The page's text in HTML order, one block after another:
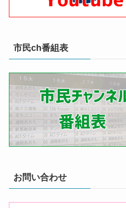
市民ch番組表
お問い合わせ